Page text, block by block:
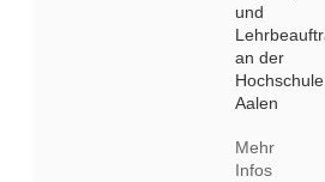
und
an der
Hochschule
Aalen
Mehr
Infos